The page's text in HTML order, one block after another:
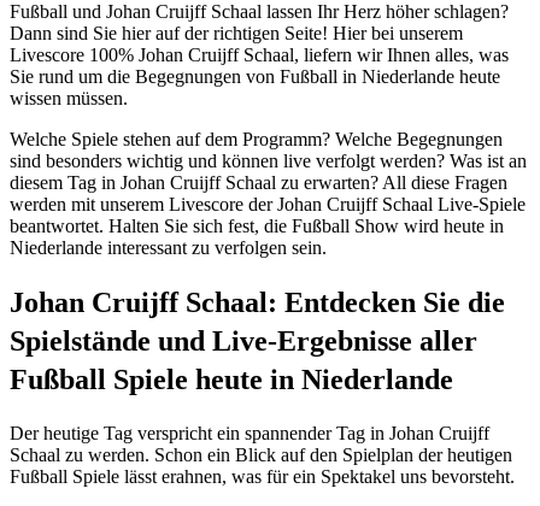
Fußball und Johan Cruijff Schaal lassen Ihr Herz höher schlagen?
Dann sind Sie hier auf der richtigen Seite! Hier bei unserem
Livescore 100% Johan Cruijff Schaal, liefern wir Ihnen alles, was
Sie rund um die Begegnungen von Fußball in Niederlande heute
wissen müssen.
Welche Spiele stehen auf dem Programm? Welche Begegnungen
sind besonders wichtig und können live verfolgt werden? Was ist an
diesem Tag in Johan Cruijff Schaal zu erwarten? All diese Fragen
werden mit unserem Livescore der Johan Cruijff Schaal Live-Spiele
beantwortet. Halten Sie sich fest, die Fußball Show wird heute in
Niederlande interessant zu verfolgen sein.
Johan Cruijff Schaal: Entdecken Sie die
Spielstände und Live-Ergebnisse aller
Fußball Spiele heute in Niederlande
Der heutige Tag verspricht ein spannender Tag in Johan Cruijff
Schaal zu werden. Schon ein Blick auf den Spielplan der heutigen
Fußball Spiele lässt erahnen, was für ein Spektakel uns bevorsteht.